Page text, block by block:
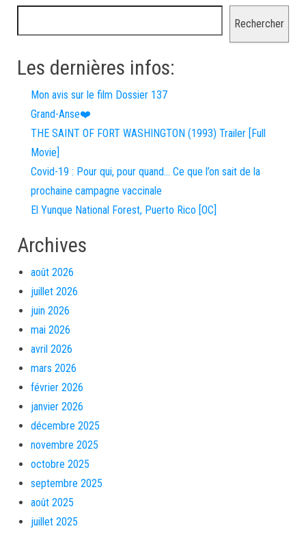
Rechercher
Les dernières infos:
Mon avis sur le film Dossier 137
Grand-Anse❤️
THE SAINT OF FORT WASHINGTON (1993) Trailer [Full
Movie]
Covid-19 : Pour qui, pour quand… Ce que l’on sait de la
prochaine campagne vaccinale
El Yunque National Forest, Puerto Rico [OC]
Archives
août 2026
juillet 2026
juin 2026
mai 2026
avril 2026
mars 2026
février 2026
janvier 2026
décembre 2025
novembre 2025
octobre 2025
septembre 2025
août 2025
juillet 2025